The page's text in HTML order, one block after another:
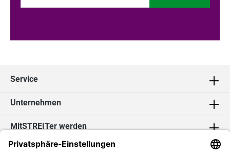
Service
Unternehmen
MitSTREITer werden
Kontakt